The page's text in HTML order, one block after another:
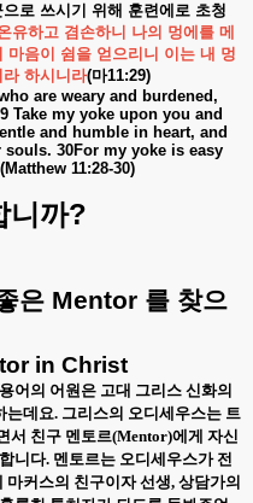
으로 쓰시기 위해 훈련에로 초청
유하고 겸손하니 나의 멍에를 메
마음이 쉼을 얻으리니 이는 내 멍
라 하시니라(마11:29)
are weary and burdened,
Take my yoke upon you and
and humble in heart, and
30For my yoke is easy
11:28-30)
니까?
은 Mentor 를 찾으
in Christ
어의 어원은 고대 그리스 신화의
는데요. 그리스의 오디세우스는 트
서 친구 멘토르(Mentor)에게 자신
니다. 멘토르는 오디세우스가 전
마커스의 친구이자 선생, 상담가의